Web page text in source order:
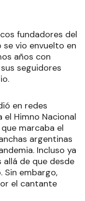
fundadores del
vio envuelto en
años con
seguidores
en redes
Himno Nacional
marcaba el
argentinas
Incluso ya
de que desde
Sin embargo,
el cantante